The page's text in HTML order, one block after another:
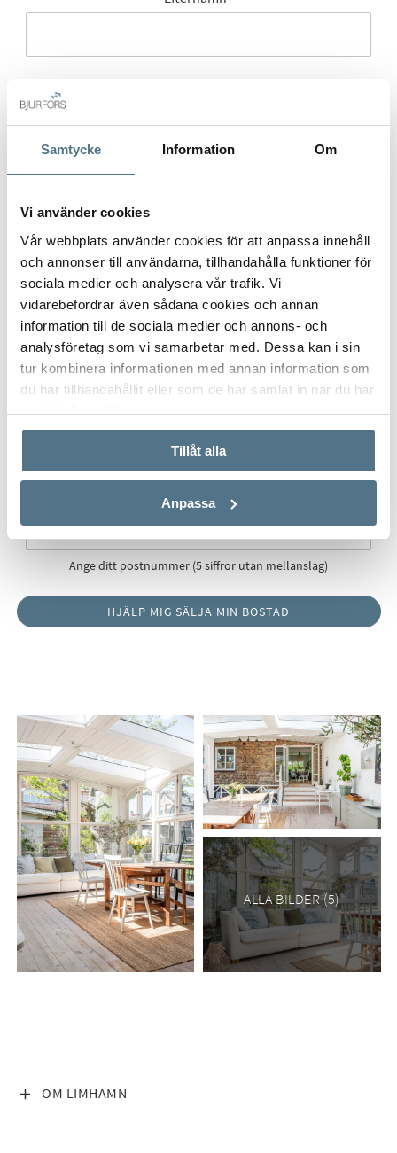
Samtycke Information Om
Vi använder cookies
Vår webbplats använder cookies för att anpassa innehåll
och annonser till användarna, tillhandahålla funktioner för
sociala medier och analysera vår trafik. Vi
vidarebefordrar även sådana cookies och annan
information till de sociala medier och annons- och
analysföretag som vi samarbetar med. Dessa kan i sin
tur kombinera informationen med annan information som
du har tillhandahållit eller som de har samlat in när du har
använt deras tjänster.
Tillåt alla
Anpassa
Gatuadress (Välj adress) *
Postort*
Ange ditt postnummer (5 siffror utan mellanslag)
ALLA BILDER (5)
OM LIMHAMN
VISA INNEHÅLL